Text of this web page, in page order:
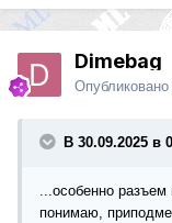
Dimebag
Опубликовано
В 30.09.2025 в
...особенно
понимаю,